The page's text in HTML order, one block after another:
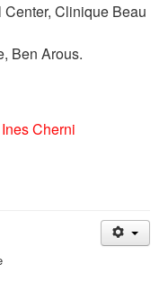
Clinique Beau
Ben Arous.
Cherni